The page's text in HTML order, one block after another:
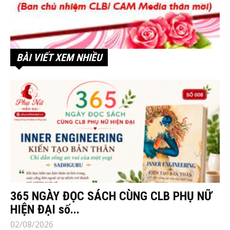
BÀI VIẾT XEM NHIỀU
365 NGÀY ĐỌC SÁCH CÙNG CLB PHỤ NỮ
HIỆN ĐẠI số...
02/08/2026